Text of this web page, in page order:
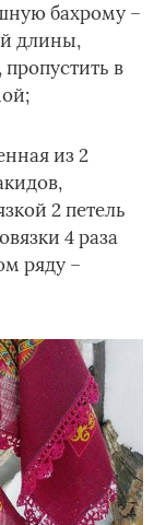
бахрому –
длины,
в
из 2
2 петель
4 раза
ряду –